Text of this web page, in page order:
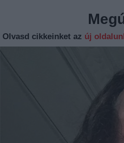
Olvasd cikkeinket az új